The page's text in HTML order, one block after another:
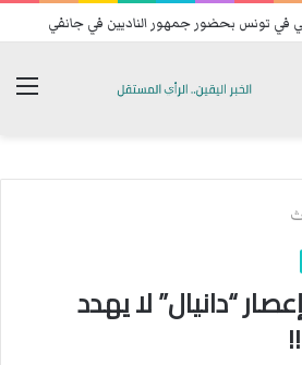
في تونس بحضور جمهور الناديين في جانفي
“دانيال” لا يهدد